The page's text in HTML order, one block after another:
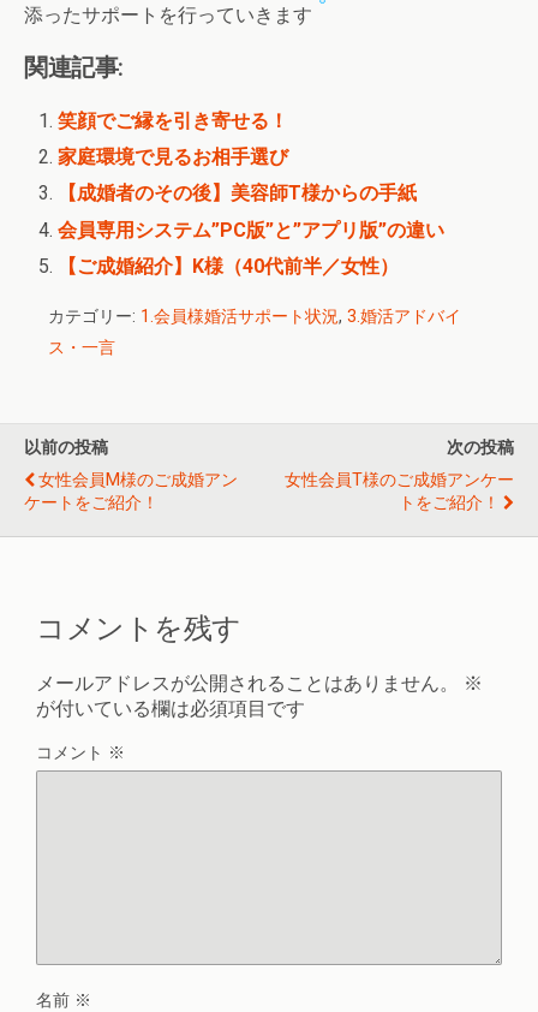
添ったサポートを行っていきます
関連記事:
笑顔でご縁を引き寄せる！
家庭環境で見るお相手選び
【成婚者のその後】美容師T様からの手紙
会員専用システム”PC版”と”アプリ版”の違い
【ご成婚紹介】K様（40代前半／女性）
カテゴリー: 1.会員様婚活サポート状況, 3.婚活アドバイ
ス・一言
以前の投稿
女性会員M様のご成婚アン
ケートをご紹介！
次の投稿
女性会員T様のご成婚アンケー
トをご紹介！
コメントを残す
メールアドレスが公開されることはありません。
※
が付いている欄は必須項目です
コメント ※
名前 ※